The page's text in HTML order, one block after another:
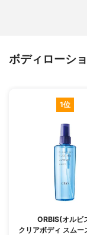
ボディローシ
1位
ORBIS(オルビ
クリアボディ スムー